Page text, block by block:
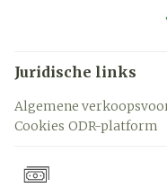
Juridische links
Algemene
Cookies ODR-platform